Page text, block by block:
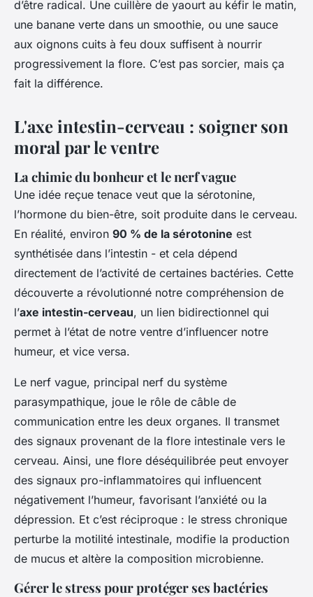
d’être radical. Une cuillère de yaourt au kéfir le matin,
une banane verte dans un smoothie, ou une sauce
aux oignons cuits à feu doux suffisent à nourrir
progressivement la flore. C’est pas sorcier, mais ça
fait la différence.
L'axe intestin-cerveau : soigner son
moral par le ventre
La chimie du bonheur et le nerf vague
Une idée reçue tenace veut que la sérotonine,
l’hormone du bien-être, soit produite dans le cerveau.
En réalité, environ 90 % de la sérotonine est
synthétisée dans l’intestin - et cela dépend
directement de l’activité de certaines bactéries. Cette
découverte a révolutionné notre compréhension de
l’axe intestin-cerveau, un lien bidirectionnel qui
permet à l’état de notre ventre d’influencer notre
humeur, et vice versa.
Le nerf vague, principal nerf du système
parasympathique, joue le rôle de câble de
communication entre les deux organes. Il transmet
des signaux provenant de la flore intestinale vers le
cerveau. Ainsi, une flore déséquilibrée peut envoyer
des signaux pro-inflammatoires qui influencent
négativement l’humeur, favorisant l’anxiété ou la
dépression. Et c’est réciproque : le stress chronique
perturbe la motilité intestinale, modifie la production
de mucus et altère la composition microbienne.
Gérer le stress pour protéger ses bactéries